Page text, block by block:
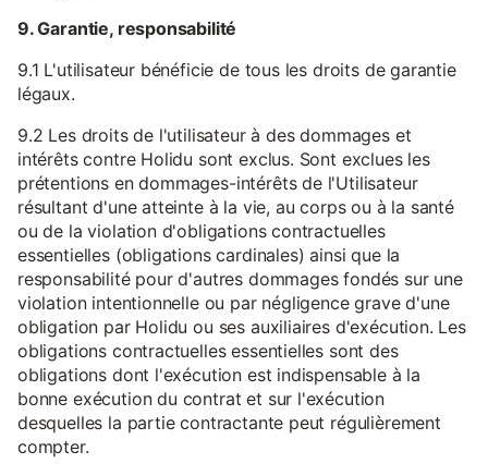
9. Garantie, responsabilité
9.1 L'utilisateur bénéficie de tous les droits de garantie
légaux.
9.2 Les droits de l'utilisateur à des dommages et
intérêts contre Holidu sont exclus. Sont exclues les
prétentions en dommages-intérêts de l'Utilisateur
résultant d'une atteinte à la vie, au corps ou à la santé
ou de la violation d'obligations contractuelles
essentielles (obligations cardinales) ainsi que la
responsabilité pour d'autres dommages fondés sur une
violation intentionnelle ou par négligence grave d'une
obligation par Holidu ou ses auxiliaires d'exécution. Les
obligations contractuelles essentielles sont des
obligations dont l'exécution est indispensable à la
bonne exécution du contrat et sur l'exécution
desquelles la partie contractante peut régulièrement
compter.